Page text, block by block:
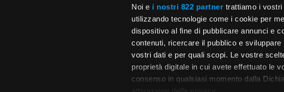
Noi e i nostri 822 partner trattiamo i vostri
utilizzando tecnologie come i cookie per
dispositivo al fine di pubblicare annunci e
contenuti, ricercare il pubblico e
vostri dati e per quali scopi. Le vostre
proprietà digitale in cui avete effettuato le
consenso in qualsiasi momento dalla
Spinaci
Vodka